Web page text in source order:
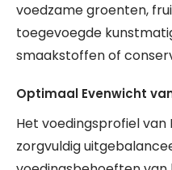
voedzame groenten,
toegevoegde
smaakstoffen of
Optimaal Evenwicht
Het voedingsprofiel van
zorgvuldig